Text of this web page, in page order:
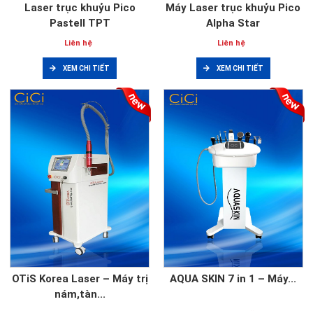
Laser trục khuỷu Pico
Pastell TPT
Liên hệ
XEM CHI TIẾT
Máy Laser trục khuỷu Pico
Alpha Star
Liên hệ
XEM CHI TIẾT
OTiS Korea Laser – Máy trị
nám,tàn...
AQUA SKIN 7 in 1 – Máy...